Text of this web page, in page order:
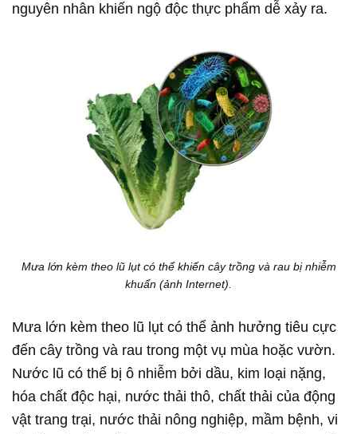
nguyên nhân khiến ngộ độc thực phẩm dễ xảy ra.
Mưa lớn kèm theo lũ lụt có thể khiến cây trồng và rau bị nhiễm
khuẩn (ảnh Internet).
Mưa lớn kèm theo lũ lụt có thể ảnh hưởng tiêu cực
đến cây trồng và rau trong một vụ mùa hoặc vườn.
Nước lũ có thể bị ô nhiễm bởi dầu, kim loại nặng,
hóa chất độc hại, nước thải thô, chất thải của động
vật trang trại, nước thải nông nghiệp, mầm bệnh, vi